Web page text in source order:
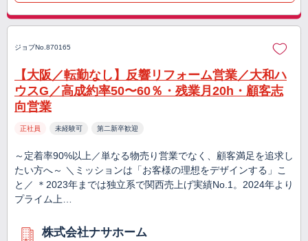
ジョブNo.870165
【大阪／転勤なし】反響リフォーム営業／大和ハ
ウスG／高成約率50〜60％・残業月20h・顧客志
向営業
正社員 未経験可 第二新卒歓迎
～定着率90%以上／単なる物売り営業でなく、顧客満足を追求し
たい方へ～ ＼ミッションは「お客様の理想をデザインする」こ
と／ ＊2023年までは独立系で関西売上げ実績No.1。2024年より
プライム上…
株式会社ナサホーム